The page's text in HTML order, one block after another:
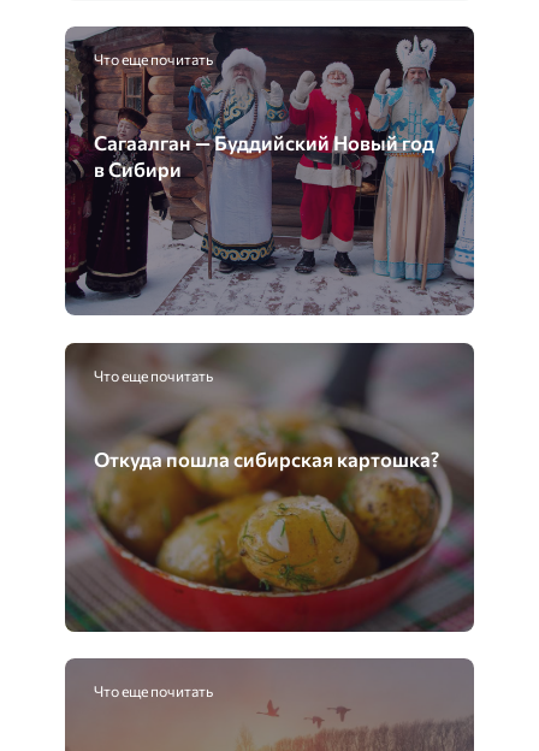
Что еще почитать
Сагаалган — Буддийский Новый год
в Сибири
Что еще почитать
Откуда пошла сибирская картошка?
Что еще почитать